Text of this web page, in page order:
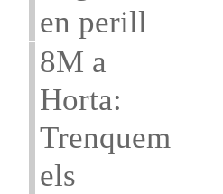
en perill
8M a
Horta:
Trenquem
els